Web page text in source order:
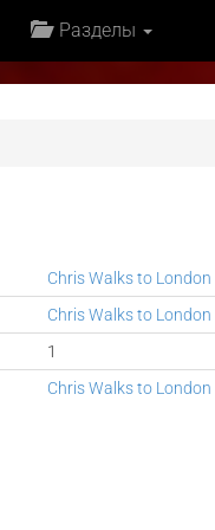
Разделы
Chris Walks to London
Chris Walks to London
1
Chris Walks to London